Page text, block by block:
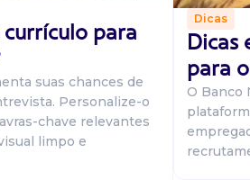
para
suas chances de
Personalize-o
chave relevantes
limpo e
Dicas
Dicas
para
O Banco